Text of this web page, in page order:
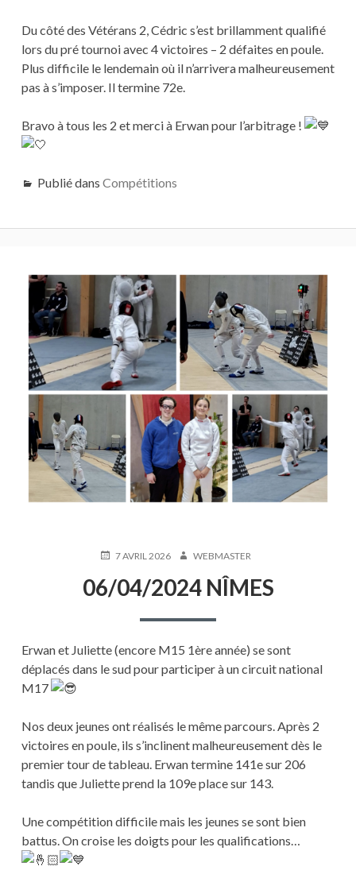
Du côté des Vétérans 2, Cédric s’est brillamment qualifié
lors du pré tournoi avec 4 victoires – 2 défaites en poule.
Plus difficile le lendemain où il n’arrivera malheureusement
pas à s’imposer. Il termine 72e.
Bravo à tous les 2 et merci à Erwan pour l’arbitrage !
Publié dans Compétitions
PUBLIÉ7 AVRIL 2026 AUTEUR
WEBMASTER
06/04/2024 NÎMES
Erwan et Juliette (encore M15 1ère année) se sont
déplacés dans le sud pour participer à un circuit national
M17
Nos deux jeunes ont réalisés le même parcours. Après 2
victoires en poule, ils s’inclinent malheureusement dès le
premier tour de tableau. Erwan termine 141e sur 206
tandis que Juliette prend la 109e place sur 143.
Une compétition difficile mais les jeunes se sont bien
battus. On croise les doigts pour les qualifications…